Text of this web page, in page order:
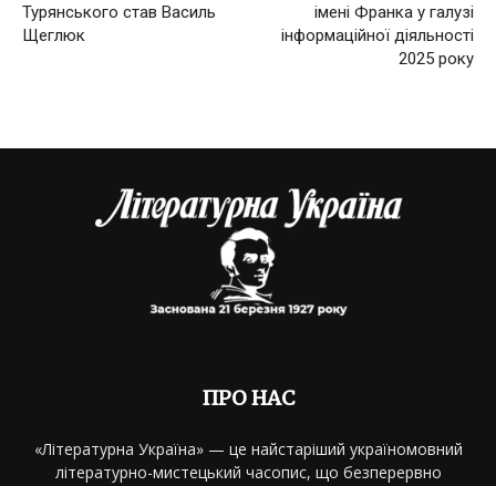
Турянського став Василь
Щеглюк
імені Франка у галузі
інформаційної діяльності
2025 року
ПРО НАС
«Літературна Україна» — це найстаріший україномовний
літературно-мистецький часопис, що безперервно